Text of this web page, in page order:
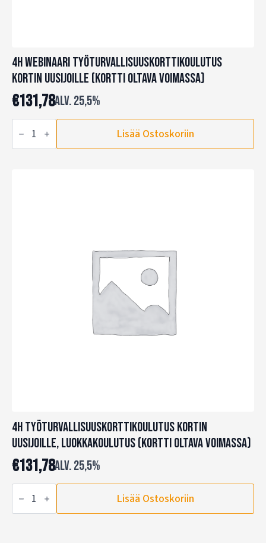
4h Webinaari Työturvallisuuskorttikoulutus
kortin uusijoille (kortti oltava voimassa)
€131,78alv. 25,5%
4h
Webinaari
Työturvallisuuskorttikoulutus
Lisää Ostoskoriin
4h Työturvallisuuskorttikoulutus kortin
uusijoille, luokkakoulutus (kortti oltava voimassa)
€131,78alv. 25,5%
4h
Työturvallisuuskorttikoulutus
kortin
Lisää Ostoskoriin